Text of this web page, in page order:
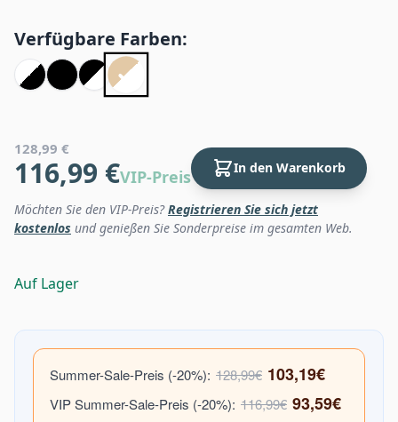
Verfügbare Farben:
128,99 €
116,99 €VIP-Preis In den Warenkorb
Möchten Sie den VIP-Preis?Registrieren Sie sich jetzt
kostenlos und genießen Sie Sonderpreise im gesamten Web.
Auf Lager
Summer-Sale-Preis (-20%): 128,99€ 103,19€
VIP Summer-Sale-Preis (-20%): 116,99€ 93,59€